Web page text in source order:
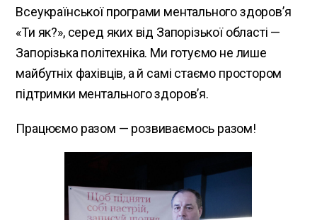
Всеукраїнської програми ментального здоров’я
«Ти як?», серед яких від Запорізької області —
Запорізька політехніка. Ми готуємо не лише
майбутніх фахівців, а й самі стаємо простором
підтримки ментального здоров’я.
Працюємо разом — розвиваємось разом!